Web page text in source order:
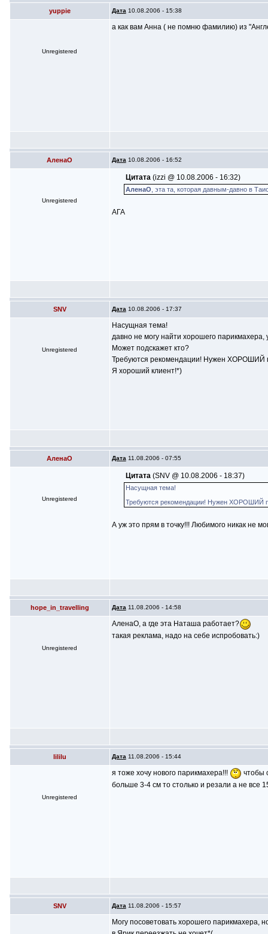
yuppie Дата 10.08.2006 - 15:38
Unregistered
а как вам Анна ( не помню фамилию) из
АленаО Дата 10.08.2006 - 16:52
Unregistered
Цитата (izzi @ 10.08.2006 - 16:32)
АленаО , эта та, которая давным-давно в
АГА
SNV Дата 10.08.2006 - 17:37
Unregistered
Насущная тема!
давно не могу найти хорошего
Может подскажет кто?
Требуются рекомендации! Нужен ХОРОШИЙ
Я хороший клиент!*)
АленаО Дата 11.08.2006 - 07:55
Unregistered
Цитата (SNV @ 10.08.2006 - 18:37)
Насущная тема!
Требуются рекомендации! Нужен ХОРОШИЙ
А уж это прям в точку!!! Любимого никак не
hope_in_travelling Дата 11.08.2006 - 14:58
Unregistered
АленаО, а где эта Наташа работает?
такая реклама, надо на себе испробовать:)
lililu Дата 11.08.2006 - 15:44
Unregistered
я тоже хочу нового парикмахера!!!
чтобы
больше 3-4 см то столько и резали а не все
SNV Дата 11.08.2006 - 15:57
Могу посоветовать хорошего парикмахера,